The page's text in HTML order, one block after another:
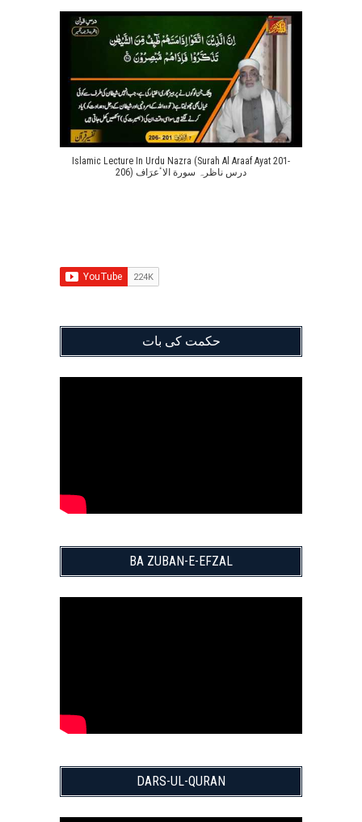
Islamic Lecture In Urdu Nazra (Surah Al Araaf Ayat 201-
206) درس ناظرہ سورة الاٴعرَاف
حکمت کی بات
BA ZUBAN-E-EFZAL
DARS-UL-QURAN